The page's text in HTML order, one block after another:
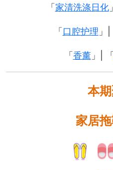
「 家清洗涤日化
「 口腔护理 」|
「 香薰」| 「
本
家居